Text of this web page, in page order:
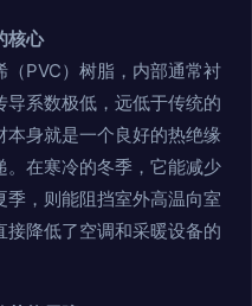
核心
PVC）树脂，内部通常衬
系数极低，远低于传统的
身就是一个良好的热绝缘
在寒冷的冬季，它能减少
，则能阻挡室外高温向室
降低了空调和采暖设备的